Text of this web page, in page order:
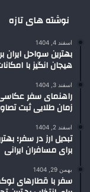
نوشته های تازه
اسفند 4, 1404
هیجان انگیز با
اسفند 3, 1404
راهنمای سفر
زمان طلایی ثبت
اسفند 2, 1404
تبدیل ارز در سفر؛
برای مسافران ایرانی
بهمن 29, 1404
سفر با قطارهای